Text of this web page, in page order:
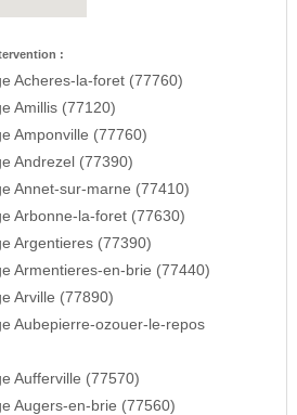
:
Acheres-la-foret (77760)
Amillis (77120)
Amponville (77760)
Andrezel (77390)
Annet-sur-marne (77410)
Arbonne-la-foret (77630)
Argentieres (77390)
Armentieres-en-brie (77440)
Arville (77890)
Aubepierre-ozouer-le-repos
Aufferville (77570)
Augers-en-brie (77560)